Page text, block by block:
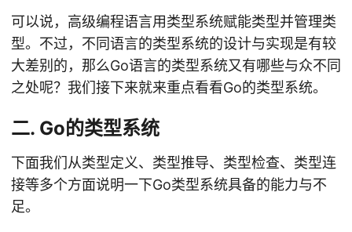
可以说，高级编程语言用类型系统赋能类型并管理类
型。不过，不同语言的类型系统的设计与实现是有较
大差别的，那么Go语言的类型系统又有哪些与众不同
之处呢？我们接下来就来重点看看Go的类型系统。
二. Go的类型系统
下面我们从类型定义、类型推导、类型检查、类型连
接等多个方面说明一下Go类型系统具备的能力与不
足。